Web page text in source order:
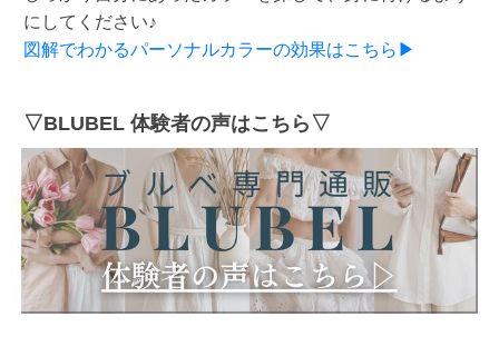
にしてください♪
図解でわかるパーソナルカラーの効果はこちら▶
▽BLUBEL 体験者の声はこちら▽